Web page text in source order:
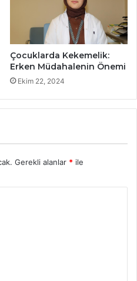
Çocuklarda Kekemelik:
Erken Müdahalenin Önemi
Ekim 22, 2024
Gerekli alanlar * ile